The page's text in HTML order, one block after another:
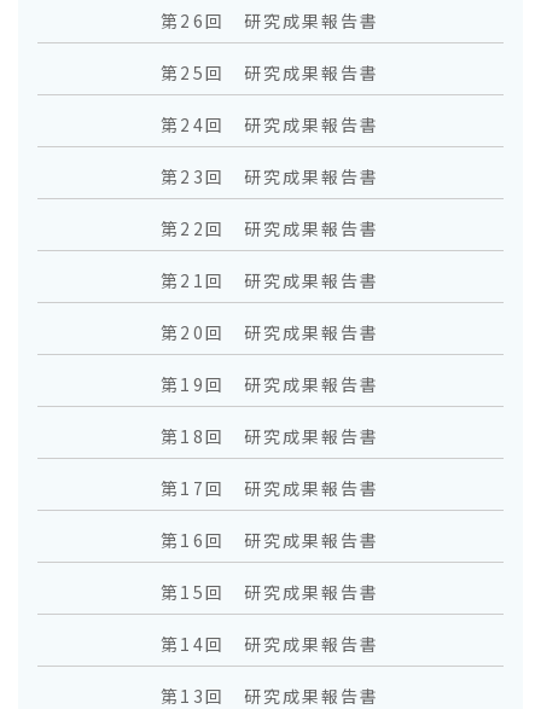
第26回 研究成果報告書
第25回 研究成果報告書
第24回 研究成果報告書
第23回 研究成果報告書
第22回 研究成果報告書
第21回 研究成果報告書
第20回 研究成果報告書
第19回 研究成果報告書
第18回 研究成果報告書
第17回 研究成果報告書
第16回 研究成果報告書
第15回 研究成果報告書
第14回 研究成果報告書
第13回 研究成果報告書